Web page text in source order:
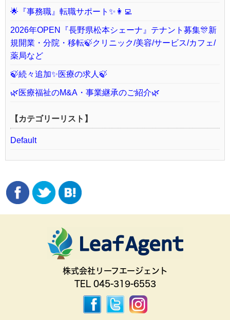
🌟『事務職』転職サポート✨👩‍💻
2026年OPEN『長野県松本シェーナ』テナント募集🎊新
規開業・分院・移転🍃クリニック/美容/サービス/カフェ/
薬局など
🍃続々追加✨医療の求人🍃
🌿医療福祉のM&A・事業継承のご紹介🌿
【カテゴリーリスト】
Default
株式会社リーフエージェント
TEL 045-319-6553